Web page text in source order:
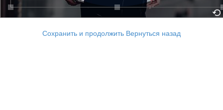
Сохранить и продолжить Вернуться назад